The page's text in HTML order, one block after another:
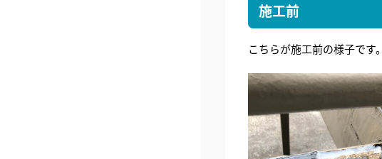
施工前
こちらが施工前の様子です。